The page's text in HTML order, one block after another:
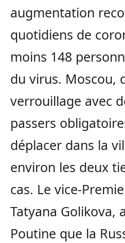
augmentation
quotidiens de
moins 148
du virus. Moscou,
verrouillage avec
passers
déplacer dans la
environ les deux
cas. Le vice-
Tatyana Golikova,
Poutine que la